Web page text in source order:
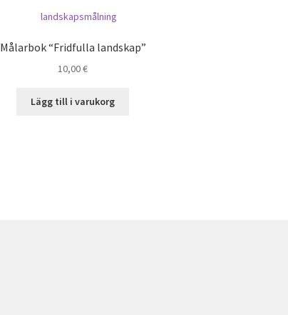
Målarbok “Fridfulla landskap”
10,00€
Lägg till i varukorg